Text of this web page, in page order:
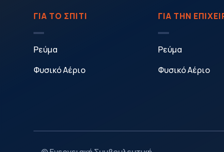
ΓΙΑ ΤΟ ΣΠΙΤΙ
Ρεύμα
Φυσικό Αέριο
ΓΙΑ ΤΗΝ
Ρεύμα
Φυσικό Αέριο